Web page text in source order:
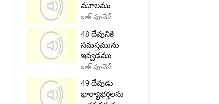
మూలము
జాక్ పూనెన్
48 దేవునికి
సమస్తమును
ఇవ్వడము
జాక్ పూనెన్
49 దేవుడు
భార్యాభర్తలను